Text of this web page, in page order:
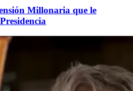
Millonaria que le